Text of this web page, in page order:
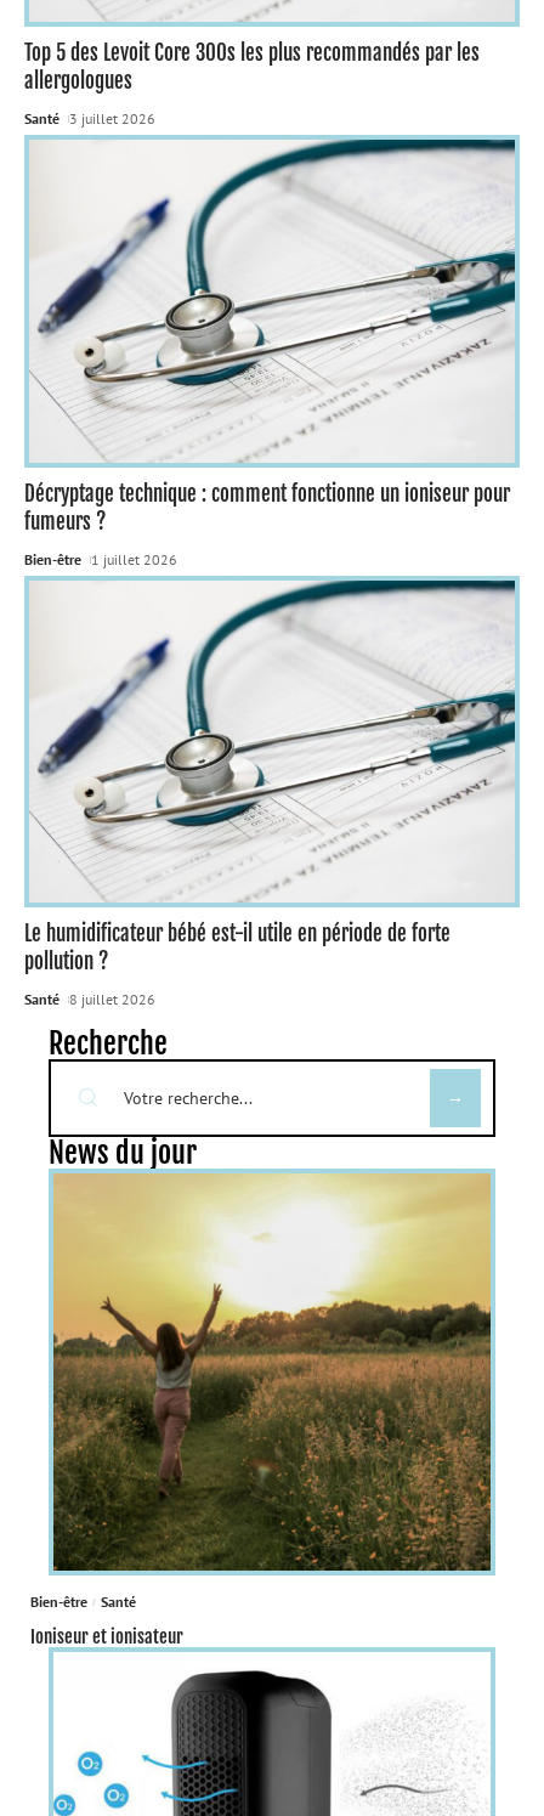
Top 5 des Levoit Core 300s les plus recommandés par les
allergologues
Santé 3 juillet 2026
Décryptage technique : comment fonctionne un ioniseur pour
fumeurs ?
Bien-être 1 juillet 2026
Le humidificateur bébé est-il utile en période de forte
pollution ?
Santé 8 juillet 2026
Recherche
News du jour
Bien-être Santé
Ioniseur et ionisateur